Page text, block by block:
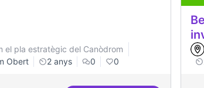
el pla estratègic del Canòdrom
Obert
2 anys 0 0